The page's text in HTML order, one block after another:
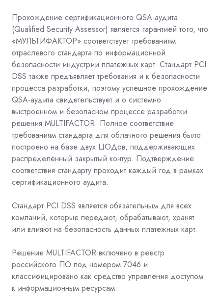
Прохождение сертификационного QSA-аудита
(Qualified Security Assessor) является гарантией того, что
«МУЛЬТИФАКТОР» соответствует требованиям
отраслевого стандарта по информационной
безопасности индустрии платежных карт. Стандарт PCI
DSS также предъявляет требования и к безопасности
процесса разработки, поэтому успешное прохождение
QSA-аудита свидетельствует и о системно
выстроенном и безопасном процессе разработки
решения MULTIFACTOR. Полное соответствие
требованиям стандарта для облачного решения было
построено на базе двух ЦОДов, поддерживающих
распределённый закрытый контур. Подтверждение
соответствия стандарту проходит каждый год в рамках
сертификационного аудита.
Стандарт PCI DSS является обязательным для всех
компаний, которые передают, обрабатывают, хранят
или влияют на безопасность данных платежных карт.
Решение MULTIFACTOR включено в реестр
российского ПО под номером 7046 и
классифицировано как средство управления доступом
к информационным ресурсам.